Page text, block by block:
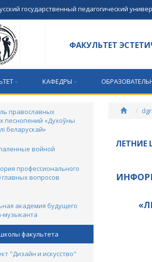
государственный педагогический
ФАКУЛЬТЕТ
КАФЕДРЫ
православных
песнопений «Духоўны
беларускай»
войной
профессионального
главных вопросов
академия будущего
музыканта
факультета
"Дизайн и искусство"
ЛЕТНИЕ